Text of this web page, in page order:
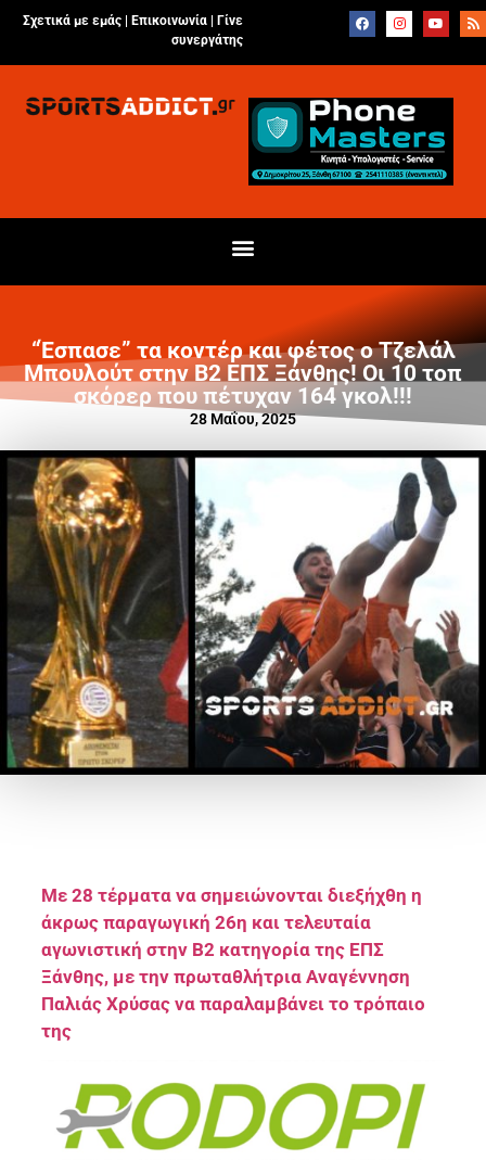
Σχετικά με εμάς | Επικοινωνία
Γίνε
συνεργάτης
“Έσπασε” τα κοντέρ και φέτος ο Τζελάλ
Μπουλούτ στην Β2 ΕΠΣ Ξάνθης! Οι 10 τοπ
σκόρερ που πέτυχαν 164 γκολ!!!
28 Μαΐου, 2025
Με 28 τέρματα να σημειώνονται διεξήχθη η
άκρως παραγωγική 26η και τελευταία
αγωνιστική στην Β2 κατηγορία της ΕΠΣ
Ξάνθης, με την πρωταθλήτρια Αναγέννηση
Παλιάς Χρύσας να παραλαμβάνει το τρόπαιο
της